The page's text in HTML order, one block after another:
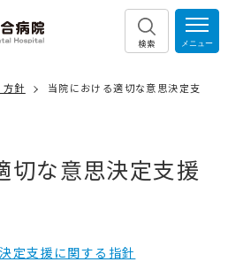
検索
方針
当院における適切な意思決定支
切な意思決定支援
定支援に関する指針